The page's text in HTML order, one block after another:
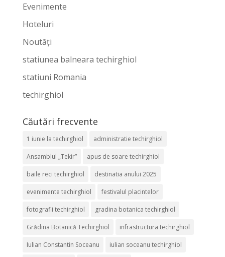
Evenimente
Hoteluri
Noutăți
statiunea balneara techirghiol
statiuni Romania
techirghiol
Căutări frecvente
1 iunie la techirghiol administratie techirghiol
Ansamblul „Tekir” apus de soare techirghiol
baile reci techirghiol destinatia anului 2025
evenimente techirghiol festivalul placintelor
fotografii techirghiol gradina botanica techirghiol
Grădina Botanică Techirghiol infrastructura techirghiol
Iulian Constantin Soceanu iulian soceanu techirghiol